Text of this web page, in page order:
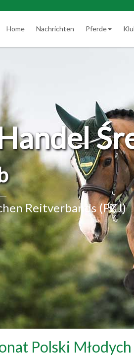
Home Nachrichten Pferde
Reitverbands (PZJ)
Polski